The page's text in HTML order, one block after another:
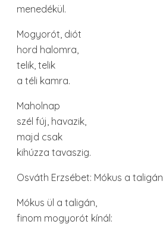
menedékül.
Mogyorót, diót
hord halomra,
telik, telik
a téli kamra.
Maholnap
szél fúj, havazik,
majd csak
kihúzza tavaszig.
Osváth Erzsébet: Mókus a taligán
Mókus ül a taligán,
finom mogyorót kínál: